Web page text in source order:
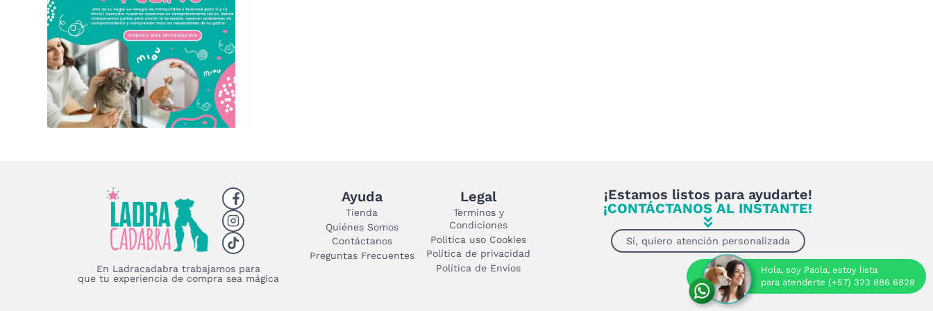
En Ladracadabra trabajamos para
que tu experiencia de compra sea mágica
Ayuda
Tienda
Quiénes Somos
Contáctanos
Preguntas Frecuentes
Legal
Terminos y
Condiciones
Politica uso Cookies
Política de privacidad
Política de Envíos
¡Estamos listos para ayudarte!
¡CONTÁCTANOS AL INSTANTE!
Sí, quiero atención personalizada
Hola, soy Paola, estoy lista
para atenderte (+57) 323 886 6828